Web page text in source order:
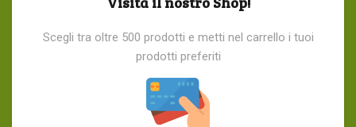
Scegli tra oltre 500 prodotti e metti nel carrello i tuoi
prodotti preferiti